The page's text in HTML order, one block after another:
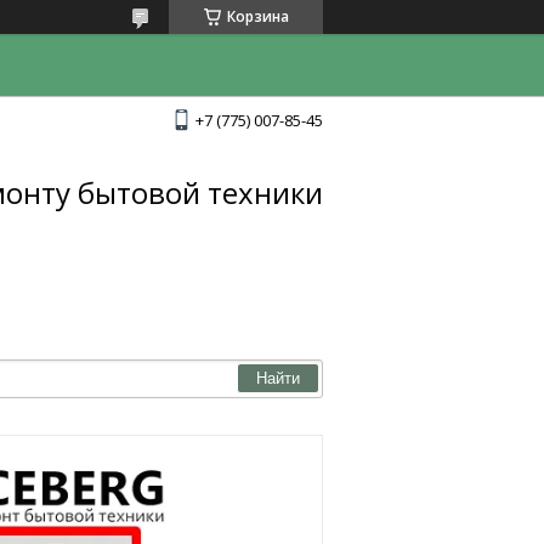
Корзина
+7 (775) 007-85-45
бытовой техники
Найти